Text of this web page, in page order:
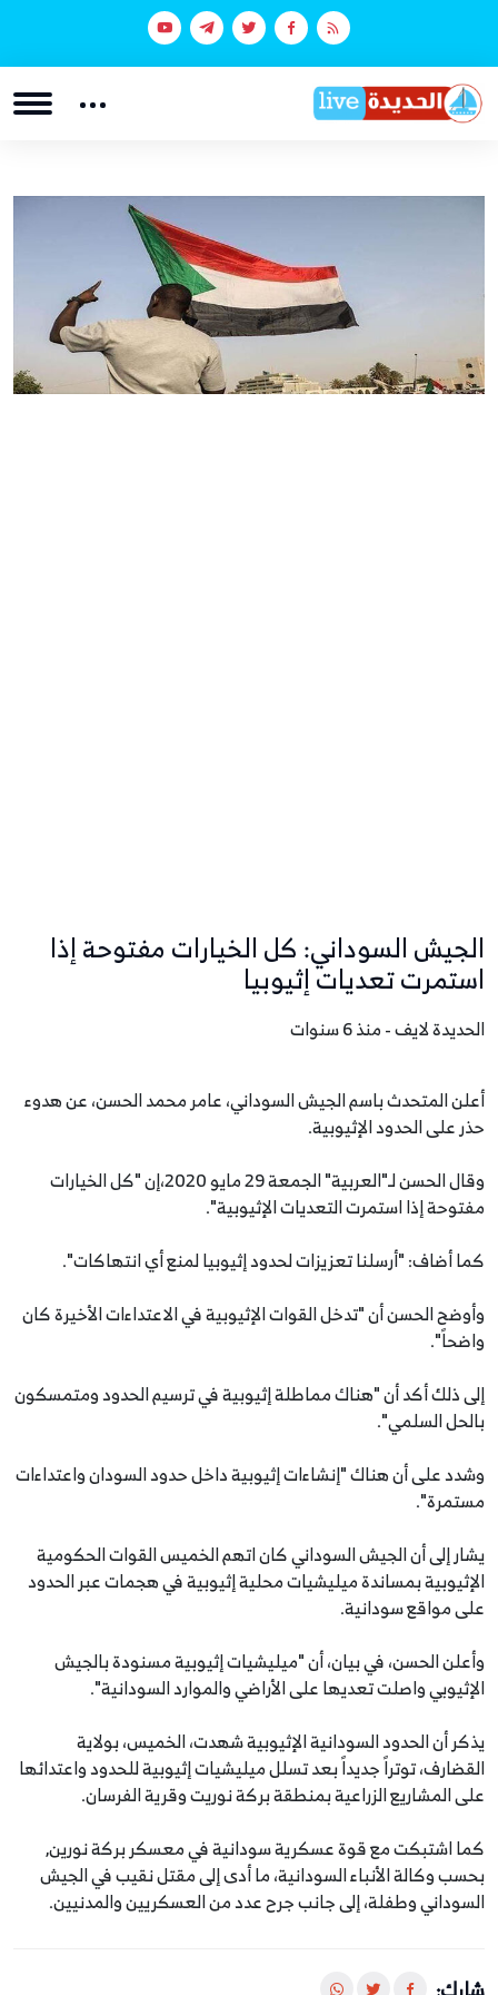
الجيش السوداني: كل الخيارات مفتوحة إذا
استمرت تعديات إثيوبيا
الحديدة لايف - منذ 6 سنوات
أعلن المتحدث باسم الجيش السوداني، عامر محمد الحسن، عن هدوء
حذر على الحدود الإثيوبية.
وقال الحسن لـ"العربية" الجمعة 29 مايو 2020،إن "كل الخيارات
مفتوحة إذا استمرت التعديات الإثيوبية".
كما أضاف: "أرسلنا تعزيزات لحدود إثيوبيا لمنع أي انتهاكات".
وأوضح الحسن أن "تدخل القوات الإثيوبية في الاعتداءات الأخيرة كان
واضحاً".
إلى ذلك أكد أن "هناك مماطلة إثيوبية في ترسيم الحدود ومتمسكون
بالحل السلمي".
وشدد على أن هناك "إنشاءات إثيوبية داخل حدود السودان واعتداءات
مستمرة".
يشار إلى أن الجيش السوداني كان اتهم الخميس القوات الحكومية
الإثيوبية بمساندة ميليشيات محلية إثيوبية في هجمات عبر الحدود
على مواقع سودانية.
وأعلن الحسن، في بيان، أن "ميليشيات إثيوبية مسنودة بالجيش
الإثيوبي واصلت تعديها على الأراضي والموارد السودانية".
يذكر أن الحدود السودانية الإثيوبية شهدت، الخميس، بولاية
القضارف، توتراً جديداً بعد تسلل ميليشيات إثيوبية للحدود واعتدائها
على المشاريع الزراعية بمنطقة بركة نوريت وقرية الفرسان.
كما اشتبكت مع قوة عسكرية سودانية في معسكر بركة نورين,
بحسب وكالة الأنباء السودانية، ما أدى إلى مقتل نقيب في الجيش
السوداني وطفلة، إلى جانب جرح عدد من العسكريين والمدنيين.